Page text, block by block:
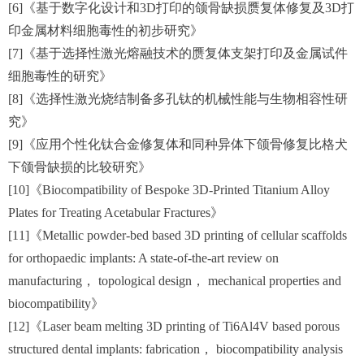
[6]《基于数字化设计和3D打印的颌骨缺损赝复体修复及3D打
印金属材料细胞毒性的初步研究》
[7]《基于选择性激光熔融技术的赝复体支架打印及金属试件
细胞毒性的研究》
[8]《选择性激光烧结制备多孔钛的机械性能与生物相容性研
究》
[9]《应用个性化钛合金修复体和同种异体下颌骨修复比格犬
下颌骨缺损的比较研究》
[10]《Biocompatibility of Bespoke 3D-Printed Titanium Alloy
Plates for Treating Acetabular Fractures》
[11]《Metallic powder-bed based 3D printing of cellular scaffolds
for orthopaedic implants: A state-of-the-art review on
manufacturing， topological design， mechanical properties and
biocompatibility》
[12]《Laser beam melting 3D printing of Ti6Al4V based porous
structured dental implants: fabrication， biocompatibility analysis